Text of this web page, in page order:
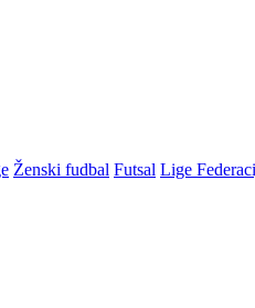
Ženski fudbal Futsal Lige